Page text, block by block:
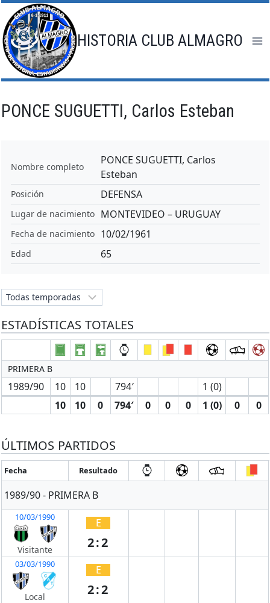
Saltar
al
contenido
HISTORIA CLUB ALMAGRO
PONCE SUGUETTI, Carlos Esteban
Nombre completo
PONCE SUGUETTI, Carlos
Esteban
Posición DEFENSA
Lugar de nacimiento MONTEVIDEO – URUGUAY
Fecha de nacimiento 10/02/1961
Edad 65
ESTADÍSTICAS TOTALES
PRIMERA B
1989/90 10 10 794′
1 (0)
10
10 0 794′ 0 0 0 1 (0) 0 0
ÚLTIMOS PARTIDOS
Fecha Resultado
1989/90 - PRIMERA B
10/03/1990
Visitante
E
2:2
03/03/1990
Local
E
2:2